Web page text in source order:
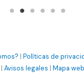
| Políticas de
| Avisos legales | Mapa web